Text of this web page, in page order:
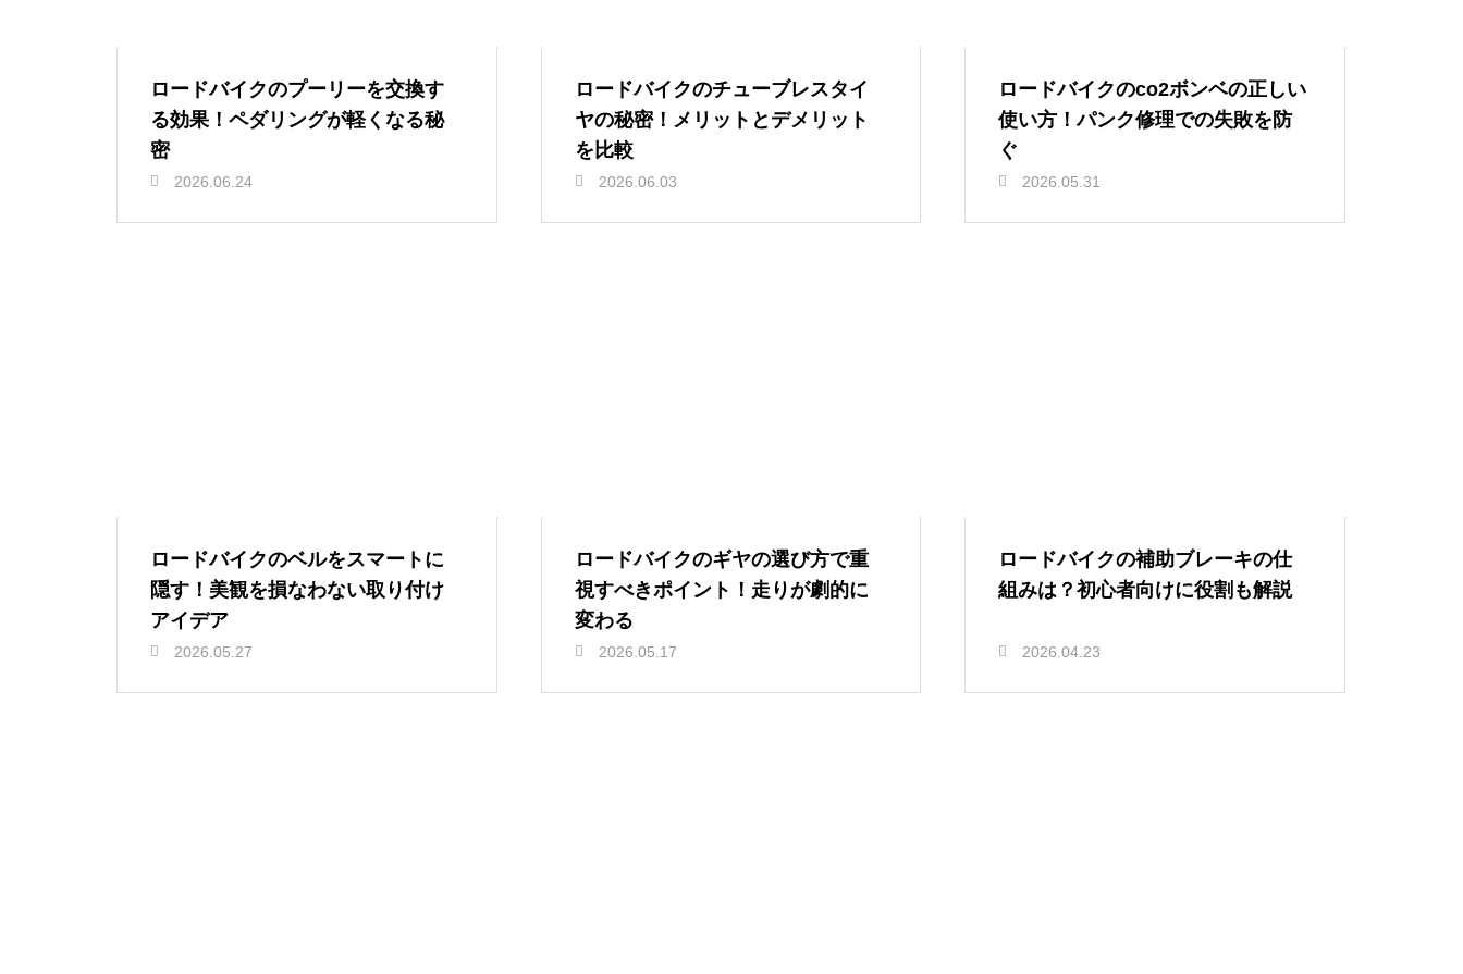
ロードバイクのプーリーを交換す
る効果！ペダリングが軽くなる秘
密
2026.06.24
ロードバイクのチューブレスタイ
ヤの秘密！メリットとデメリット
を比較
2026.06.03
ロードバイクのco2ボンベの正しい
使い方！パンク修理での失敗を防
ぐ
2026.05.31
ロードバイクのベルをスマートに
隠す！美観を損なわない取り付け
アイデア
2026.05.27
ロードバイクのギヤの選び方で重
視すべきポイント！走りが劇的に
変わる
2026.05.17
ロードバイクの補助ブレーキの仕
組みは？初心者向けに役割も解説
2026.04.23